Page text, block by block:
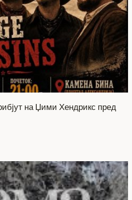
на Џими Хендрикс пред